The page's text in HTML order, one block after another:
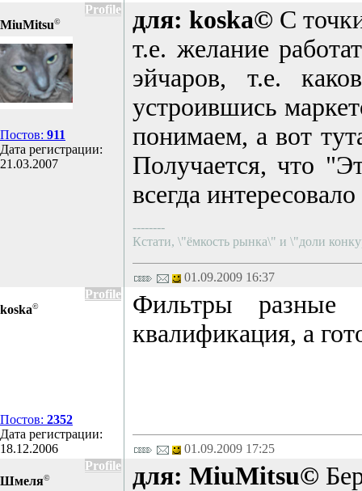
Profile
MiuMitsu©
Постов: 911
Дата регистрации:
21.03.2007
для: koska© С
т.е. желание
эйчаров, т.е.
устроившись
понимаем, а вот
Получается, что
всегда интересовало
--------
Кстати, \"ёмкость рынка\" и \"доли
01.09.2009 16:37
Profile
koska©
Постов: 2352
Дата регистрации:
18.12.2006
Фильтры разные
квалификация, а
01.09.2009 17:25
Profile
Шмеля© для: MiuMitsu©